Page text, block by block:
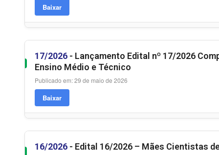
Baixar
17/2026 - Lançamento Edital nº 17/2026
Ensino Médio e Técnico
Publicado em: 29 de maio de 2026
Baixar
16/2026 - Edital 16/2026 – Mães Cientistas